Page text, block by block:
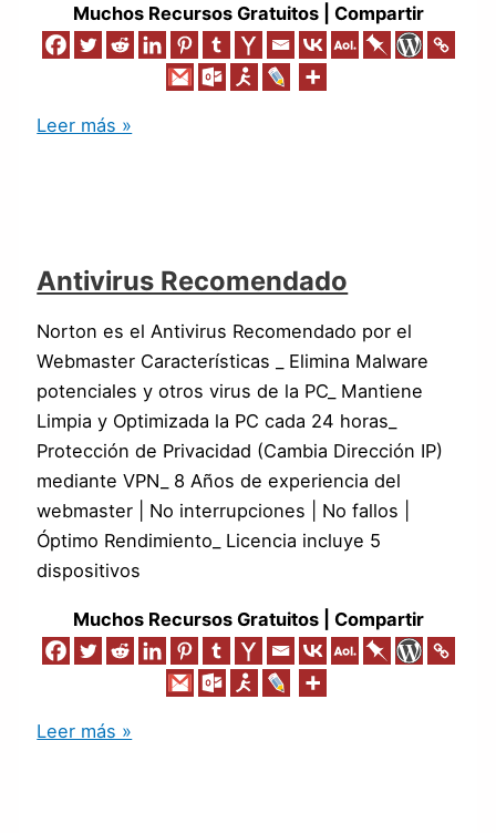
Muchos Recursos Gratuitos | Compartir
Leer más »
Antivirus Recomendado
Norton es el Antivirus Recomendado por el
Webmaster Características _ Elimina Malware
potenciales y otros virus de la PC_ Mantiene
Limpia y Optimizada la PC cada 24 horas_
Protección de Privacidad (Cambia Dirección IP)
mediante VPN_ 8 Años de experiencia del
webmaster | No interrupciones | No fallos |
Óptimo Rendimiento_ Licencia incluye 5
dispositivos
Muchos Recursos Gratuitos | Compartir
Leer más »